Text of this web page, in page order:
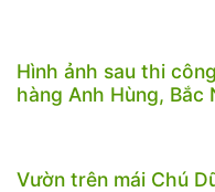
Hình ảnh sau thi
hàng Anh Hùng, Bắc
Vườn trên mái Chú